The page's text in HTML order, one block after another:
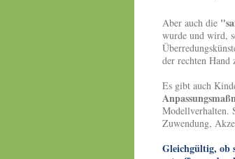
Aber auch die
wurde und wird,
der rechten
Es gibt auch
Modellverhalten.
Zuwendung,
Gleichgültig, ob